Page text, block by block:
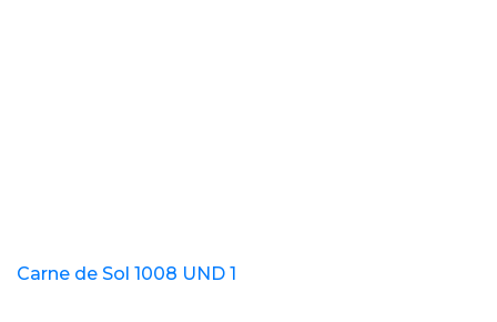
Carne de Sol 1008 UND 1